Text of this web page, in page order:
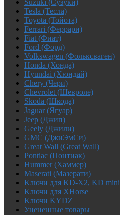
Suzuki (Сузуки)
Tesla (Тесла)
Toyota (Тойота)
Ferrari (Феррари)
Fiat (Фиат)
Ford (Форд)
Volkswagen (Фольксваген)
Honda (Хонда)
Hyundai (Хюндай)
Chery (Чери)
Chevrolet (Шевроле)
Skoda (Шкода)
Jaguar (Ягуар)
Jeep (Джип)
Geely (Джили)
GMC (ДжиЭмСи)
Great Wall (Great Wall)
Pontiac (Понтиак)
Hummer (Хаммер)
Maserati (Мазерати)
Ключи для KD-X2, KD mini
Ключи для XHorse
Ключи KYDZ
Уцененные товары